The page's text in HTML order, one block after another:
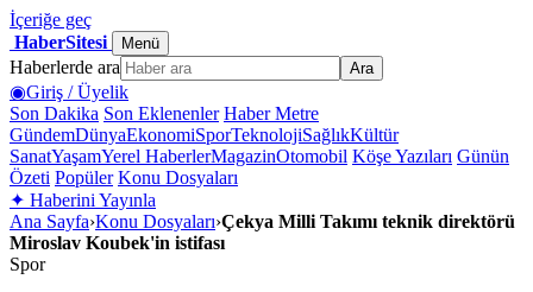
İçeriğe geç
HaberSitesi
Menü
Haberlerde ara Ara
◉Giriş / Üyelik
Son Dakika Son Eklenenler Haber Metre
GündemDünyaEkonomiSporTeknolojiSağlıkKültür
SanatYaşamYerel HaberlerMagazinOtomobil Köşe Yazıları Günün
Özeti Popüler Konu Dosyaları
✦ Haberini Yayınla
Ana Sayfa›Konu Dosyaları›Çekya Milli Takımı teknik direktörü
Miroslav Koubek'in istifası
Spor